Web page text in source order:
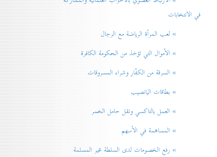
في الانتخابات
» لعب المرأة الرياضة مع الرجال
» الأموال التي تؤخذ من الحكومة الكافرة
» السرقة من الكفّار وشراء المسروقات
» بطاقات اليانصيب
» العمل بالتاكسي ونقل حامل الخمر
» المساهمة في الأسهم
» رفع الخصومات لدی السلطة غير المسلمة